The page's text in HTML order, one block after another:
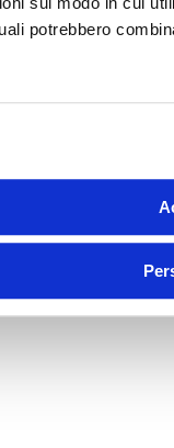
potrebbero